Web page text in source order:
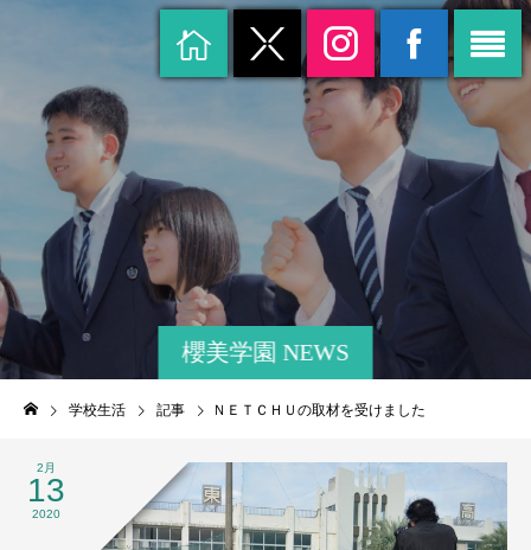
櫻美学園 NEWS
学校生活 記事 ＮＥＴＣＨＵの取材を受けました
2月
13
2020